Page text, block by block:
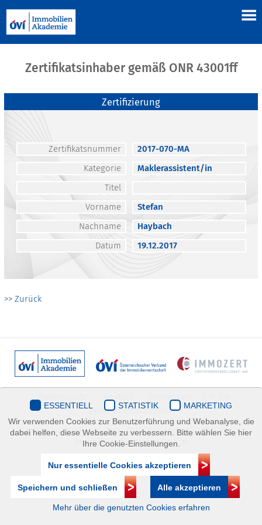
Zertifikatsinhaber gemäß ONR 43001ff
Zertifizierung
Zertifikatsnummer
2017-070-MA
Kategorie
Maklerassistent/in
Titel
Vorname
Stefan
Nachname
Haybach
Datum
19.12.2017
>> Zurück
Immobilienakademie
Mariahilfer Straße 116/2.OG/2 1070 Wien | +43(1)505 32 50 |
immobilienakademie@ovi.at
ESSENTIELL STATISTIK
MARKETING
Wir verwenden Cookies zur Benutzerführung und Webanalyse, die
dabei helfen, diese Webseite zu verbessern. Bitte wählen Sie hier
Ihre Cookie-Einstellungen.
Nur essentielle Cookies akzeptieren
Speichern und schließen Alle akzeptieren
Mehr über die genutzten Cookies erfahren